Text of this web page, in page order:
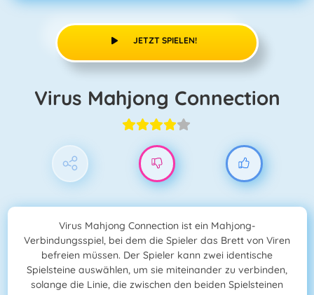
JETZT SPIELEN!
Virus Mahjong Connection
Virus Mahjong Connection ist ein Mahjong-
Verbindungsspiel, bei dem die Spieler das Brett von Viren
befreien müssen. Der Spieler kann zwei identische
Spielsteine auswählen, um sie miteinander zu verbinden,
solange die Linie, die zwischen den beiden Spielsteinen